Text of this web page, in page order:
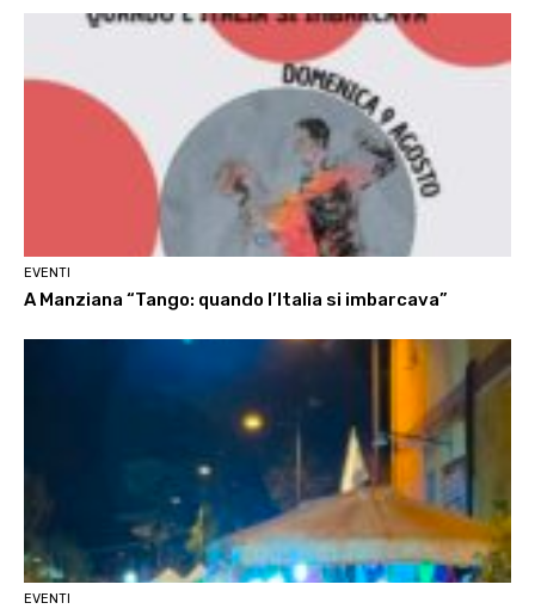
EVENTI
A Manziana “Tango: quando l’Italia si imbarcava”
EVENTI